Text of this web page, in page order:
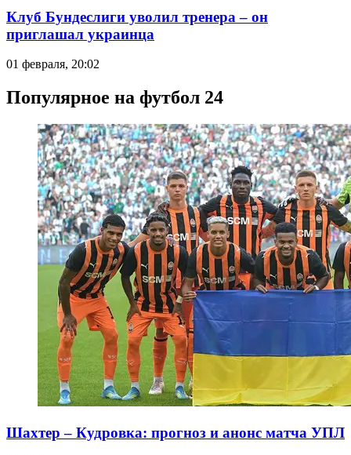
Клуб Бундеслиги уволил тренера – он
приглашал украинца
01 февраля, 20:02
Популярное на футбол 24
Шахтер – Кудровка: прогноз и анонс матча УПЛ